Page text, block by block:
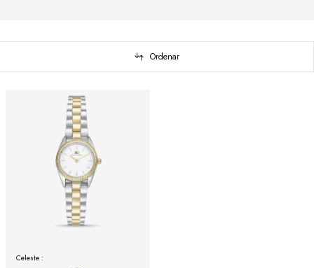
Ordenar
Celeste :